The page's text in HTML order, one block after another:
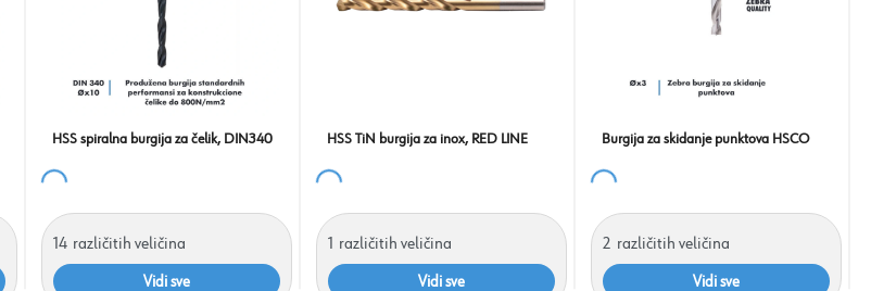
HSS spiralna burgija za čelik, DIN340
14 različitih veličina
Vidi sve
HSS TiN burgija za inox, RED LINE
1 različitih veličina
Vidi sve
Burgija za skidanje punktova HSCO
2 različitih veličina
Vidi sve